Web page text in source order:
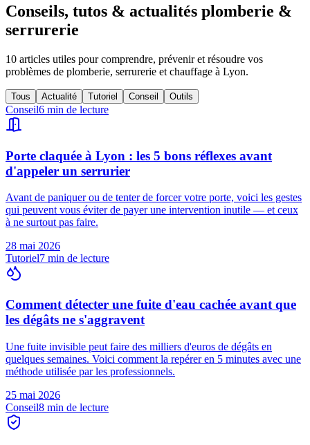
Conseils, tutos & actualités plomberie &
serrurerie
10 articles utiles pour comprendre, prévenir et résoudre vos
problèmes de plomberie, serrurerie et chauffage à Lyon.
Tous Actualité Tutoriel Conseil Outils
Conseil6 min de lecture
Porte claquée à Lyon : les 5 bons réflexes avant
d'appeler un serrurier
Avant de paniquer ou de tenter de forcer votre porte, voici les gestes
qui peuvent vous éviter de payer une intervention inutile — et ceux
à ne surtout pas faire.
28 mai 2026
Tutoriel7 min de lecture
Comment détecter une fuite d'eau cachée avant que
les dégâts ne s'aggravent
Une fuite invisible peut faire des milliers d'euros de dégâts en
quelques semaines. Voici comment la repérer en 5 minutes avec une
méthode utilisée par les professionnels.
25 mai 2026
Conseil8 min de lecture